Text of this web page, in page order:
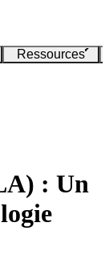
Ressources
: Un